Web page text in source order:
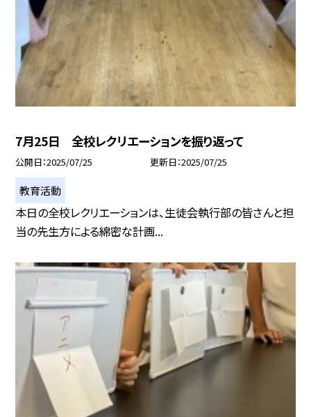
7月25日 全校レクリエーションを振り返って
公開日 2025/07/25 更新日 2025/07/25
教育活動
本日の全校レクリエーションは、生徒会執行部の皆さんと担
当の先生方による綿密な計画...